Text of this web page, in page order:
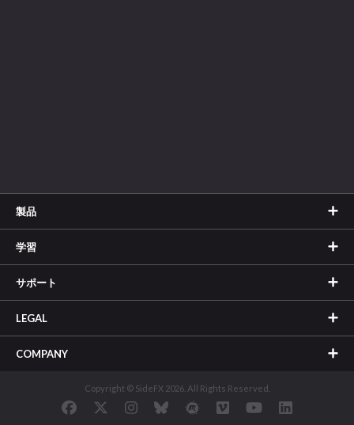
製品
学習
サポート
LEGAL
COMPANY
Copyright © SideFX 2026. All Rights Reserved.